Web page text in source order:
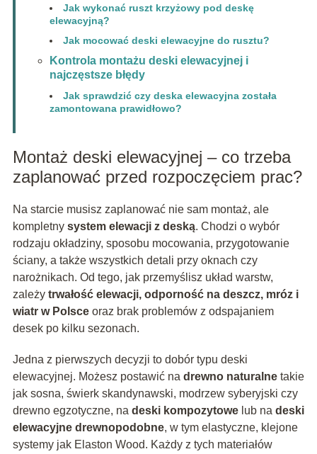
Jak wykonać ruszt krzyżowy pod deskę
elewacyjną?
Jak mocować deski elewacyjne do rusztu?
Kontrola montażu deski elewacyjnej i
najczęstsze błędy
Jak sprawdzić czy deska elewacyjna została
zamontowana prawidłowo?
Montaż deski elewacyjnej – co trzeba
zaplanować przed rozpoczęciem prac?
Na starcie musisz zaplanować nie sam montaż, ale
kompletny system elewacji z deską. Chodzi o wybór
rodzaju okładziny, sposobu mocowania, przygotowanie
ściany, a także wszystkich detali przy oknach czy
narożnikach. Od tego, jak przemyślisz układ warstw,
zależy trwałość elewacji, odporność na deszcz, mróz i
wiatr w Polsceoraz brak problemów z odspajaniem
desek po kilku sezonach.
Jedna z pierwszych decyzji to dobór typu deski
elewacyjnej. Możesz postawić na drewno naturalnetakie
jak sosna, świerk skandynawski, modrzew syberyjski czy
drewno egzotyczne, na deski kompozytowelub na deski
elewacyjne drewnopodobne, w tym elastyczne, klejone
systemy jak Elaston Wood. Każdy z tych materiałów